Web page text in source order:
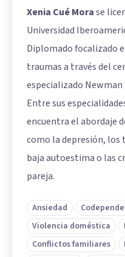
Xenia Cué Morase
Universidad
Diplomado focalizado
traumas a través del
especializado
Entre sus
encuentra el abordaje
como la depresión, los
baja autoestima o las
pareja.
Ansiedad
Violencia doméstica
Conflictos familiares